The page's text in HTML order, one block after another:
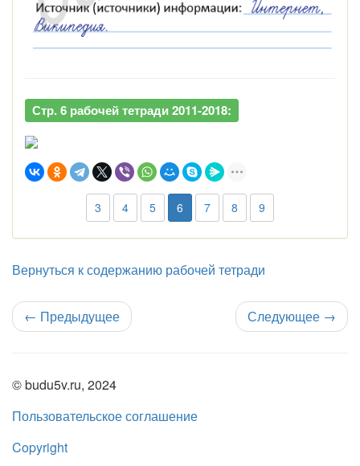
Стр. 6 рабочей тетради 2011-2018:
3 4 5 6 7 8 9
Вернуться к содержанию рабочей тетради
← Предыдущее Следующее →
© budu5v.ru, 2024
Пользовательское соглашение
Copyright